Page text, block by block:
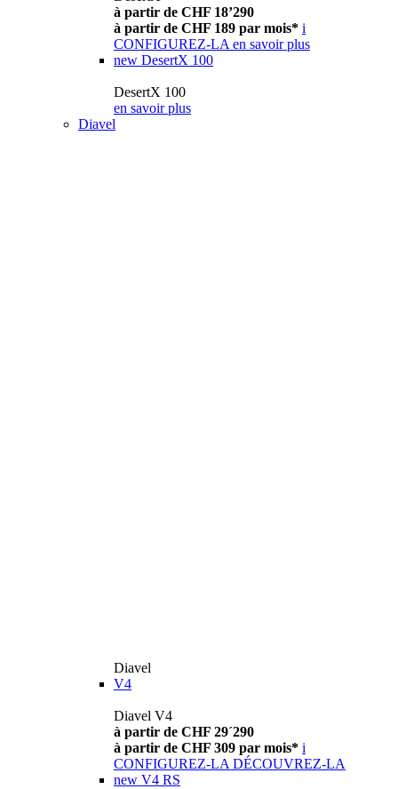
à partir de CHF 18’290
à partir de CHF 189 par mois* i
CONFIGUREZ-LA en savoir plus
new DesertX 100
DesertX 100
en savoir plus
Diavel
Diavel
V4
Diavel V4
à partir de CHF 29´290
à partir de CHF 309 par mois* i
CONFIGUREZ-LA DÉCOUVREZ-LA
new V4 RS